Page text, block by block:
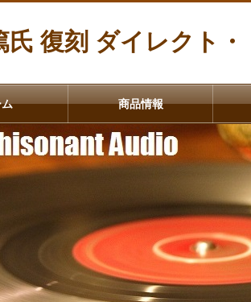
氏 復刻 ダイレクト
商品情報